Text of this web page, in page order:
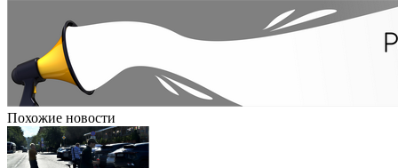
Похожие новости